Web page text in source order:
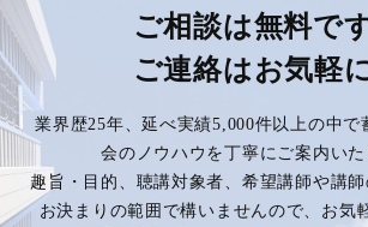
ご相談は無料です
ご連絡はお気軽に
業界歴25年、延べ実績5,000件以上の中で
会のノウハウを丁寧にご案内いた
趣旨・目的、聴講対象者、希望講師や講
お決まりの範囲で構いませんので、お気